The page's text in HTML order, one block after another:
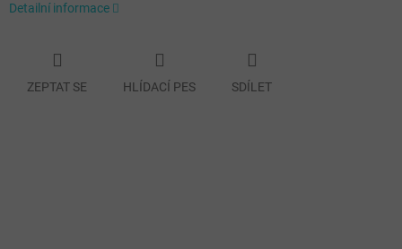
Detailní informace
ZEPTAT SE HLÍDACÍ PES SDÍLET